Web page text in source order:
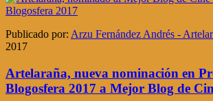
Publicado por: Arzu Fernández Andrés -
2017
Artelaraña, nueva nominación en
Blogosfera 2017 a Mejor Blog de